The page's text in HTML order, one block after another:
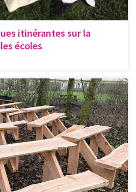
itinérantes sur la
écoles